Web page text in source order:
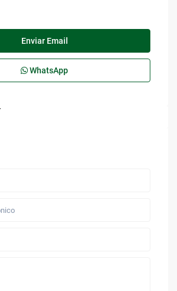
Enviar Email
WhatsApp